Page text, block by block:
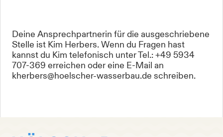
Deine Ansprechpartnerin für die ausgeschriebene
Stelle ist Kim Herbers. Wenn du Fragen hast
kannst du Kim telefonisch unter Tel.: +49 5934
707-369 erreichen oder eine E-Mail an
kherbers@hoelscher-wasserbau.de schreiben.